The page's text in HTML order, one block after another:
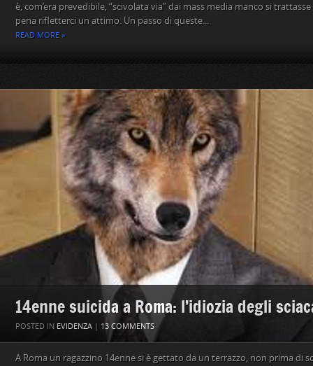
è, com’era prevedibile, “scivolata via” dai mass media manco si
pena rifletterci un attimo. Un passo di queste...
READ MORE »
14enne suicida a Roma: l’idiozia degli
POSTED IN EVIDENZA | 13 COMMENTS
A Roma un ragazzino 14enne si è gettato da un terrazzo, non prima di